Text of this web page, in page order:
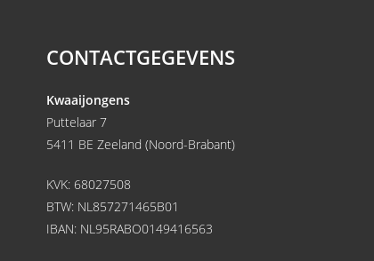
CONTACTGEGEVENS
Kwaaijongens
Puttelaar 7
5411 BE Zeeland (Noord-Brabant)
KVK: 68027508
BTW: NL857271465B01
IBAN: NL95RABO0149416563